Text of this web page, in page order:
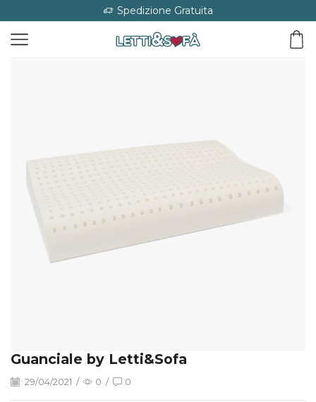
Spedizione Gratuita
Guanciale by Letti&Sofa
29/04/2021 / 0 / 0